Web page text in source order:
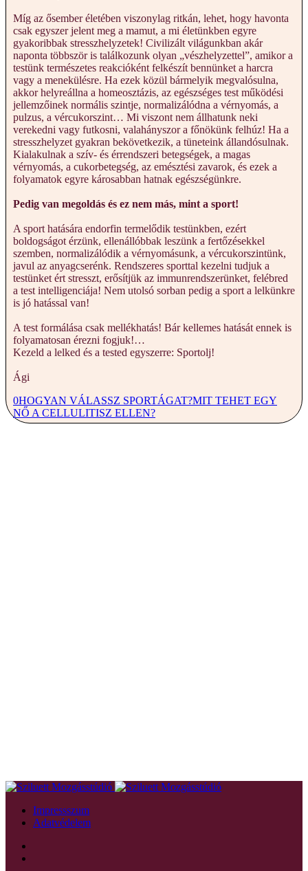
Míg az ősember életében viszonylag ritkán, lehet, hogy havonta
csak egyszer jelent meg a mamut, a mi életünkben egyre
gyakoribbak stresszhelyzetek! Civilizált világunkban akár
naponta többször is találkozunk olyan „vészhelyzettel”, amikor a
testünk természetes reakcióként felkészít bennünket a harcra
vagy a menekülésre. Ha ezek közül bármelyik megvalósulna,
akkor helyreállna a homeosztázis, az egészséges test működési
jellemzőinek normális szintje, normalizálódna a vérnyomás, a
pulzus, a vércukorszint… Mi viszont nem állhatunk neki
verekedni vagy futkosni, valahányszor a főnökünk felhúz! Ha a
stresszhelyzet gyakran bekövetkezik, a tüneteink állandósulnak.
Kialakulnak a szív- és érrendszeri betegségek, a magas
vérnyomás, a cukorbetegség, az emésztési zavarok, és ezek a
folyamatok egyre károsabban hatnak egészségünkre.
Pedig van megoldás és ez nem más, mint a sport!
A sport hatására endorfin termelődik testünkben, ezért
boldogságot érzünk, ellenállóbbak leszünk a fertőzésekkel
szemben, normalizálódik a vérnyomásunk, a vércukorszintünk,
javul az anyagcserénk. Rendszeres sporttal kezelni tudjuk a
testünket ért stresszt, erősítjük az immunrendszerünket, felébred
a test intelligenciája! Nem utolsó sorban pedig a sport a lelkünkre
is jó hatással van!
A test formálása csak mellékhatás! Bár kellemes hatását ennek is
folyamatosan érezni fogjuk!…
Kezeld a lelked és a tested egyszerre: Sportolj!
Ági
0HOGYAN VÁLASSZ SPORTÁGAT?MIT TEHET EGY
NŐ A CELLULITISZ ELLEN?
Impressszum
Adatvédelem